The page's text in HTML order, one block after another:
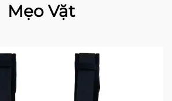
Mẹo Vặt